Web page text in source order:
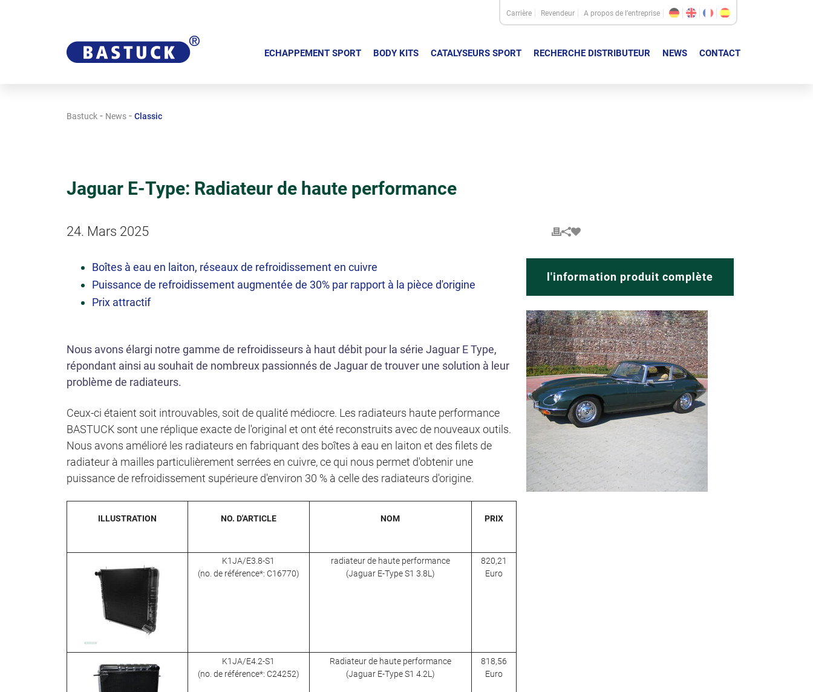
Carrière Revendeur A propos de l’entreprise
n
ECHAPPEMENT SPORT BODY KITS CATALYSEURS SPORT RECHERCHE DISTRIBUTEUR NEWS CONTACT
Bastuck - News - Classic
Jaguar E-Type: Radiateur de haute performance
24. Mars 2025
Boîtes à eau en laiton, réseaux de refroidissement en cuivre
Puissance de refroidissement augmentée de 30% par rapport à la pièce d'origine
Prix attractif
Nous avons élargi notre gamme de refroidisseurs à haut débit pour la série Jaguar E Type,
répondant ainsi au souhait de nombreux passionnés de Jaguar de trouver une solution à leur
problème de radiateurs.
Ceux-ci étaient soit introuvables, soit de qualité médiocre. Les radiateurs haute performance
BASTUCK sont une réplique exacte de l'original et ont été reconstruits avec de nouveaux outils.
Nous avons amélioré les radiateurs en fabriquant des boîtes à eau en laiton et des filets de
radiateur à mailles particulièrement serrées en cuivre, ce qui nous permet d'obtenir une
puissance de refroidissement supérieure d'environ 30 % à celle des radiateurs d'origine.
ILLUSTRATION NO. D'ARTICLE
K1JA/E3.8-S1
(no. de référence*: C16770)
NOM
radiateur de haute performance
(Jaguar E-Type S1 3.8L)
PRIX
820,21
Euro
K1JA/E4.2-S1
(no. de référence*: C24252)
Radiateur de haute performance
(Jaguar E-Type S1 4.2L)
818,56
Euro
l'information produit complète